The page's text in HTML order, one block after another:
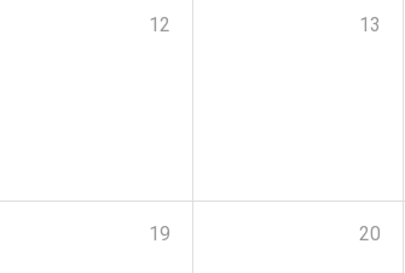
12 13
19 20